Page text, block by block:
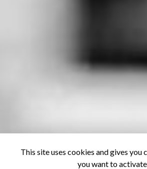
This site uses cookies and gives you
you want to activate